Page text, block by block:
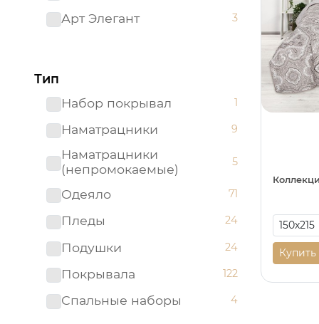
Арт Элегант 3
Тип
Набор покрывал
1
Наматрацники 9
Наматрацники
(непромокаемые)
5
Одеяло 71
Пледы 24
Подушки 24
Покрывала 122
Спальные наборы 4
Купить